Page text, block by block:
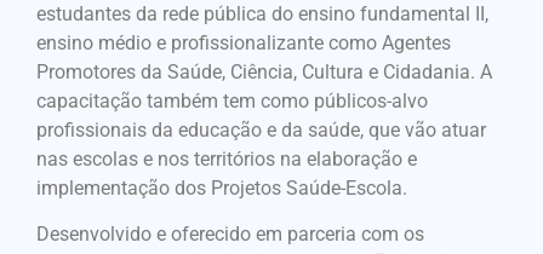
estudantes da rede pública do ensino fundamental II,
ensino médio e profissionalizante como Agentes
Promotores da Saúde, Ciência, Cultura e Cidadania. A
capacitação também tem como públicos-alvo
profissionais da educação e da saúde, que vão atuar
nas escolas e nos territórios na elaboração e
implementação dos Projetos Saúde-Escola.
Desenvolvido e oferecido em parceria com os